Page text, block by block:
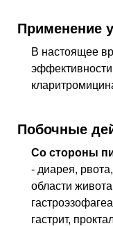
Применение
В настоящее
Побочные
Со стороны
- диарея,
области
гастрит,